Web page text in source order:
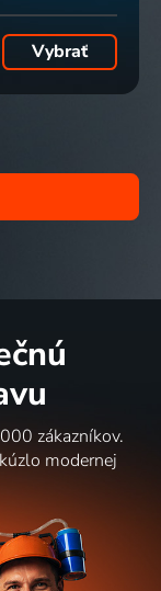
Vybrať
zákazníkov.
modernej